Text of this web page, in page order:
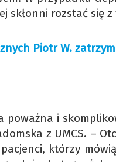
skłonni rozstać się
Piotr W.
poważna i
z UMCS. –
którzy